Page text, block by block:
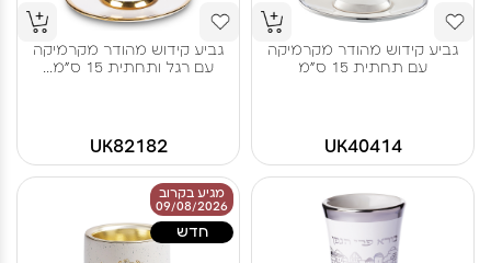
גביע קידוש מהודר מקרמיקה
עם תחתית 15 ס"מ
UK40414
גביע קידוש מהודר מקרמיקה
עם רגל ותחתית 15 ס"מ...
UK82182
מגיע בקרוב
09/08/2026
חדש